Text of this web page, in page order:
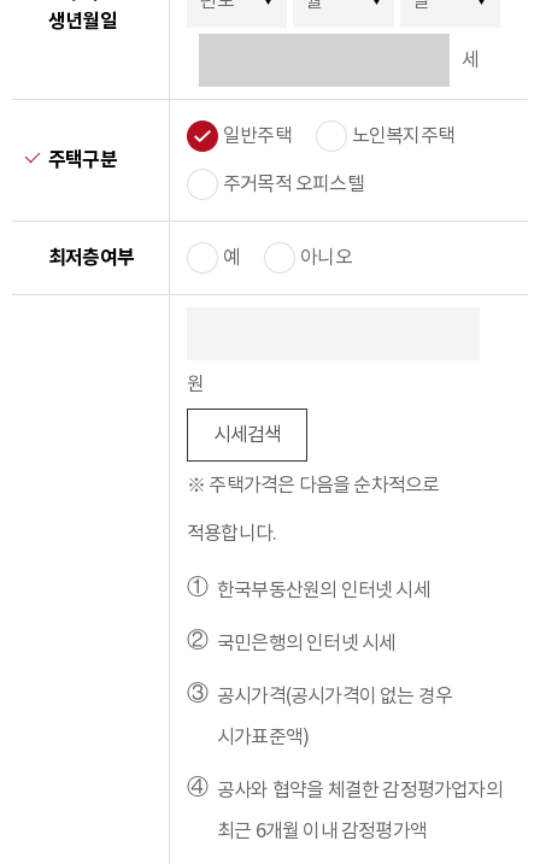
필수입력
생년월일
세
필수입력
주택구분
일반주택 노인복지주택
주거목적 오피스텔
최저층여부 예 아니오
원
시세검색
※ 주택가격은 다음을 순차적으로
적용합니다.
한국부동산원의 인터넷 시세
국민은행의 인터넷 시세
공시가격(공시가격이 없는 경우
시가표준액)
공사와 협약을 체결한 감정평가업자의
최근 6개월 이내 감정평가액